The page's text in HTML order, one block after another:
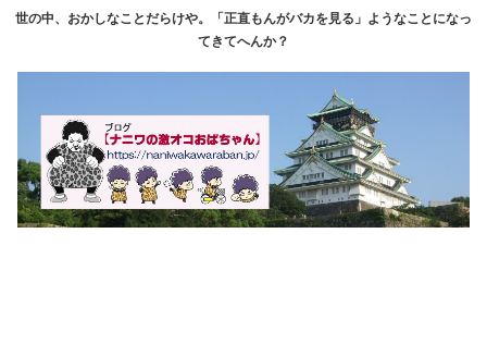
世の中、おかしなことだらけや。「正直もんがバカを見る」ようなことになっ
てきてへんか？